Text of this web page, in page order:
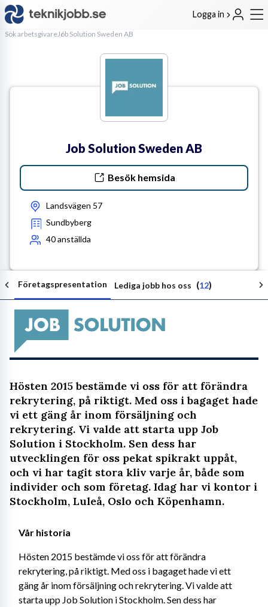
Logga in
Sök arbetsgivareJob Solution Sweden AB
Job Solution Sweden AB
Besök hemsida
Landsvägen 57
Sundbyberg
40anställda
Följ arbetsgivaren
Företagspresentation Lediga jobb hos oss (12)
Hösten 2015 bestämde vi oss för att förändra
rekrytering, på riktigt. Med oss i bagaget hade
vi ett gäng år inom försäljning och
rekrytering. Vi valde att starta upp Job
Solution i Stockholm. Sen dess har
utvecklingen för oss pekat spikrakt uppåt,
och vi har tagit stora kliv varje år, både som
individer och som företag. Idag har vi kontor i
Stockholm, Luleå, Oslo och Köpenhamn.
Vår historia
Hösten 2015 bestämde vi oss för att förändra
rekrytering, på riktigt. Med oss i bagaget hade vi ett
gäng år inom försäljning och rekrytering. Vi valde att
starta upp Job Solution i Stockholm. Sen dess har